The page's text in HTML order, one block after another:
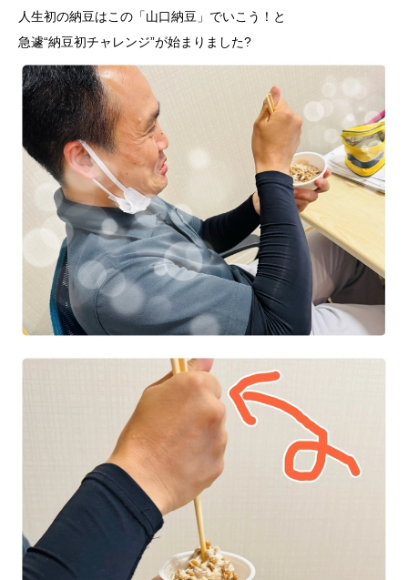
人生初の納豆はこの「山口納豆」でいこう！と
急遽“納豆初チャレンジ”が始まりました?